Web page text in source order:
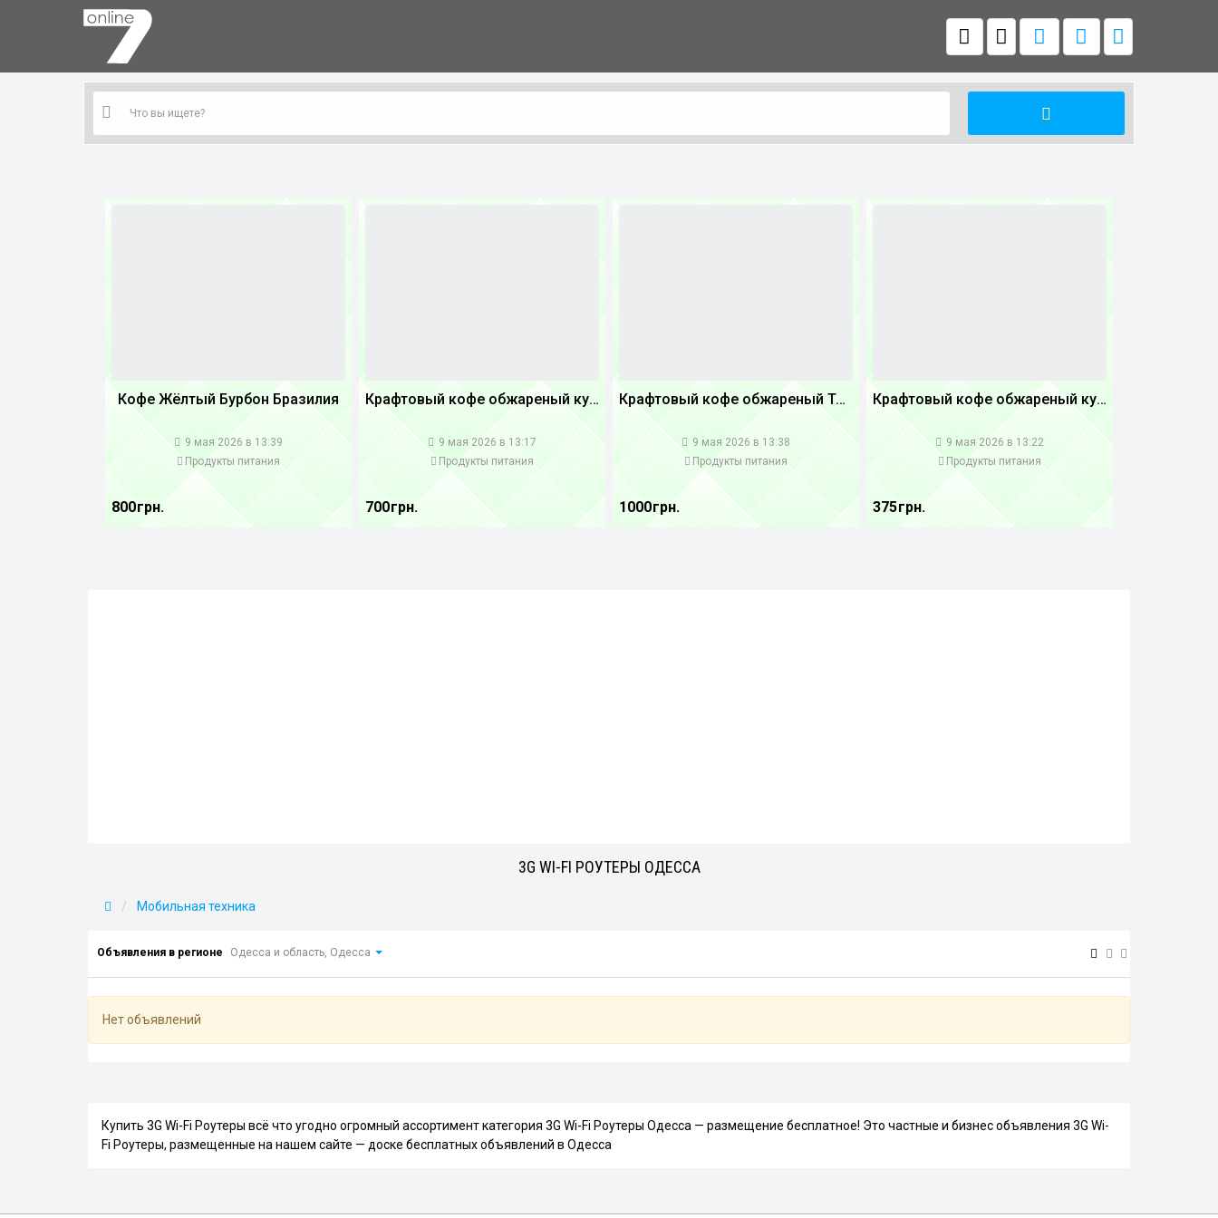
Кофе Жёлтый Бурбон Бразилия
9 мая 2026 в 13:39
Продукты питания
800 грн.
Крафтовый кофе обжареный купаж арабики 3...
9 мая 2026 в 13:17
Продукты питания
700 грн.
Крафтовый кофе обжареный Танзания
9 мая 2026 в 13:38
Продукты питания
1000 грн.
Крафтовый кофе обжареный купаж арабики 5...
9 мая 2026 в 13:22
Продукты питания
375 грн.
3G WI-FI РОУТЕРЫ ОДЕССА
Мобильная техника
Объявления в регионе Одесса и область, Одесса
Нет объявлений
Купить 3G Wi-Fi Роутеры всё что угодно огромный ассортимент категория 3G Wi-Fi Роутеры Одесса — размещение бесплатное! Это частные и бизнес объявления 3G Wi-
Fi Роутеры, размещенные на нашем сайте — доске бесплатных объявлений в Одесса